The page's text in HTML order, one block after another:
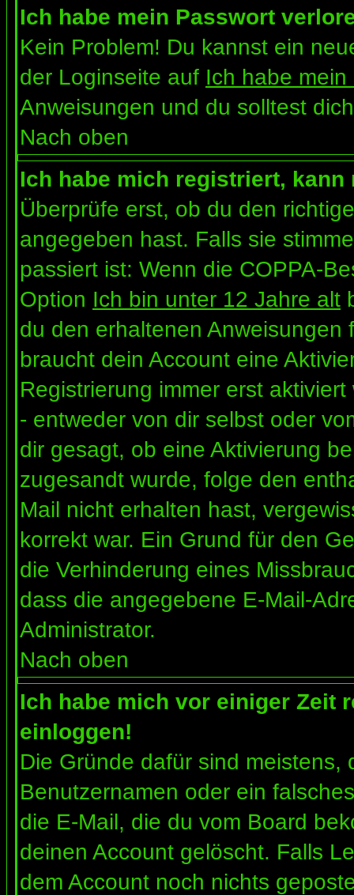
Ich habe mein Passwort
Kein Problem! Du kannst ein
der Loginseite auf Ich habe
Anweisungen und du solltest
Nach oben
Ich habe mich registriert,
Überprüfe erst, ob du den
angegeben hast. Falls sie
passiert ist: Wenn die COPPA-
Option Ich bin unter 12 Jahre alt
du den erhaltenen
braucht dein Account eine
Registrierung immer erst
- entweder von dir selbst oder
dir gesagt, ob eine Aktivierung
zugesandt wurde, folge den
Mail nicht erhalten hast,
korrekt war. Ein Grund für den
die Verhinderung eines
dass die angegebene E-Mail-
Administrator.
Nach oben
Ich habe mich vor einiger Zeit
einloggen!
Die Gründe dafür sind
Benutzernamen oder ein
die E-Mail, die du vom Board
deinen Account gelöscht. Falls
dem Account noch nichts